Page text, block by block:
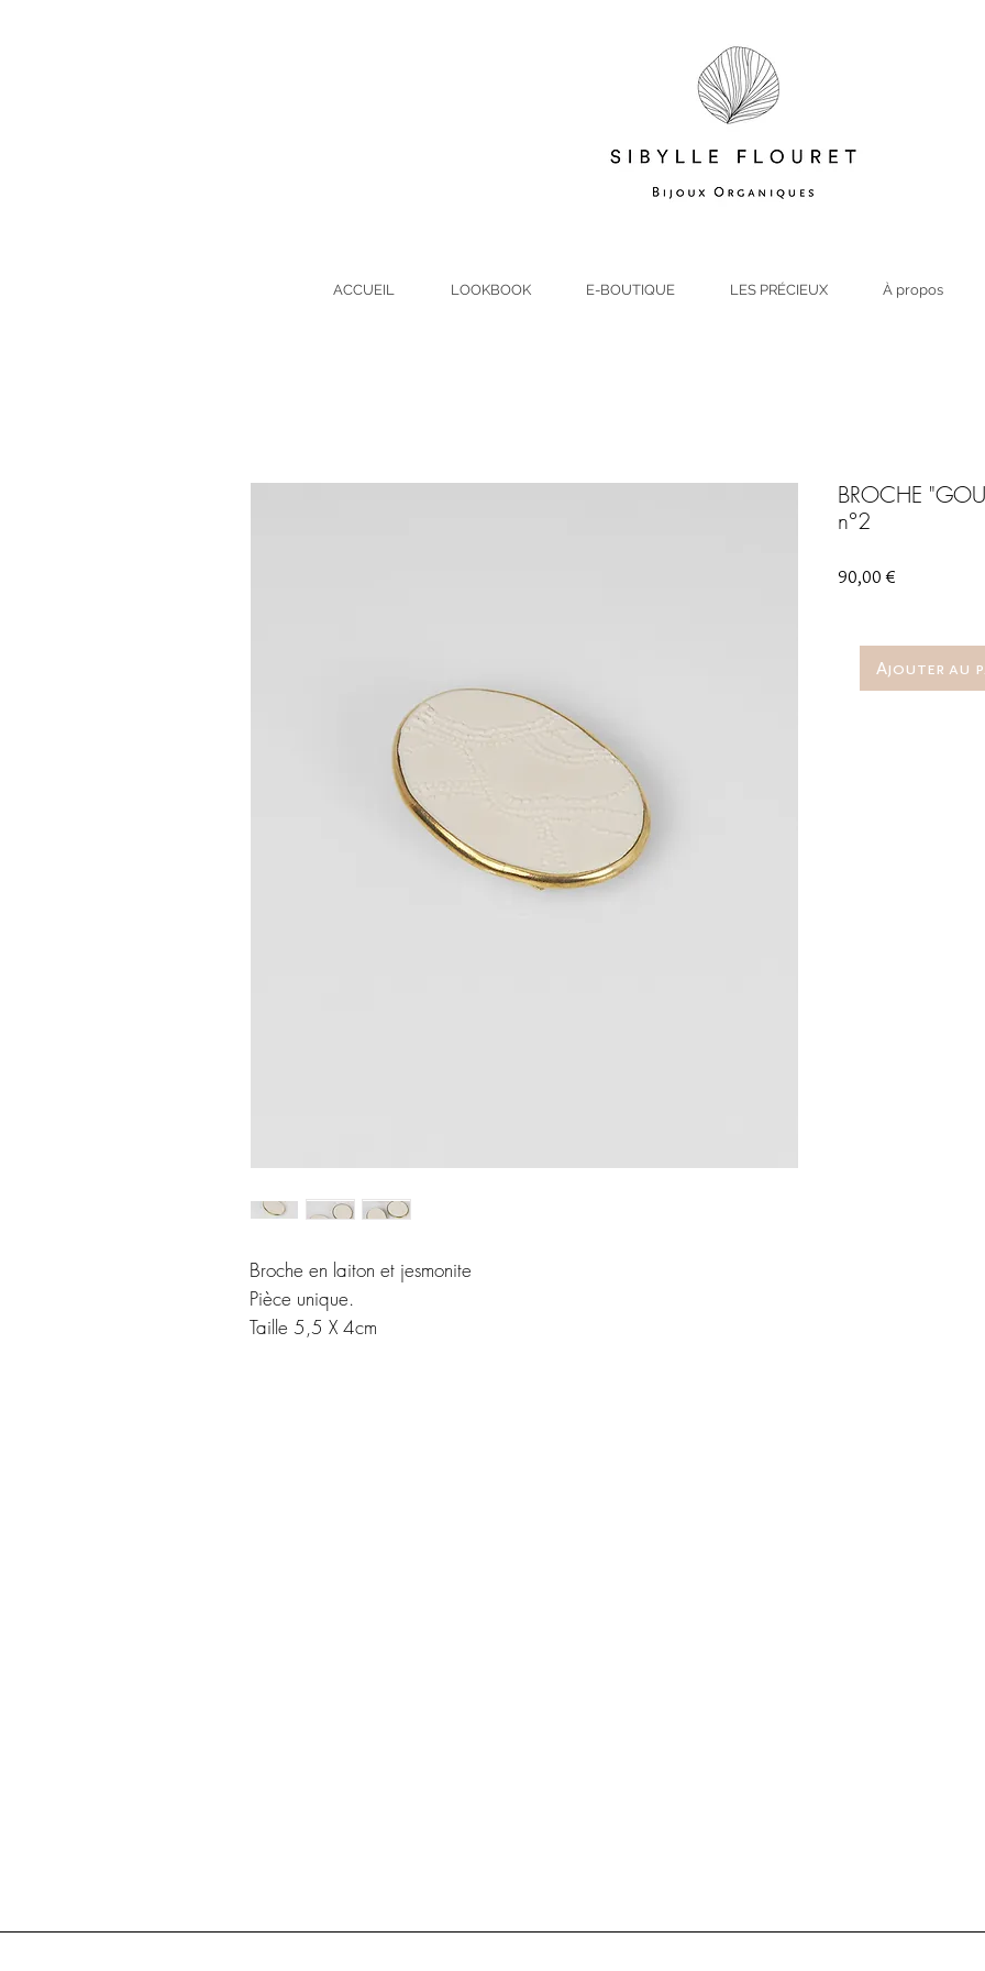
ACCUEIL LOOKBOOK E-BOUTIQUE LES PRÉCIEUX À propos
Broche en laiton et jesmonite
Pièce unique.
Taille 5,5 X 4cm
BROCHE
n°2
90,00 €
Ajouter au